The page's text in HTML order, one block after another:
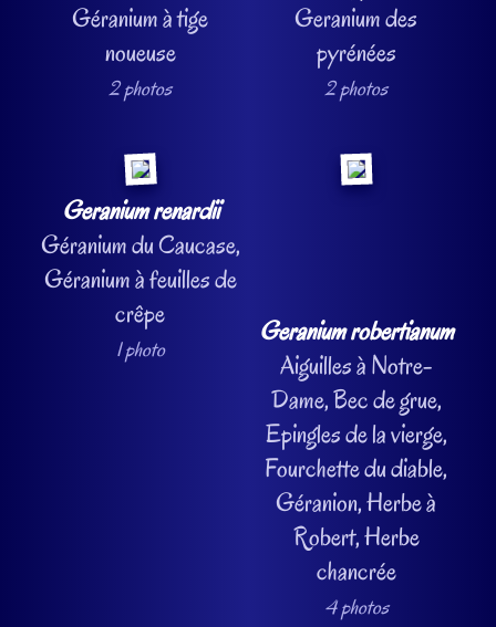
Géranium à tige
noueuse
2 photos
Geranium des
pyrénées
2 photos
Geranium renardii
Géranium du Caucase,
Géranium à feuilles de
crêpe
1 photo
Geranium robertianum
Aiguilles à Notre-
Dame, Bec de grue,
Epingles de la vierge,
Fourchette du diable,
Géranion, Herbe à
Robert, Herbe
chancrée
4 photos